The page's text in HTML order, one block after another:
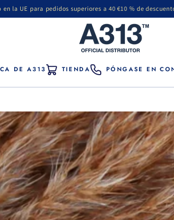
superiores a 40 €10 % de descuento en tu primer
DE A313 TIENDA PÓNGASE EN